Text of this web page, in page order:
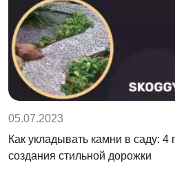
05.07.2023
Как укладывать камни в саду: 4
создания стильной дорожки